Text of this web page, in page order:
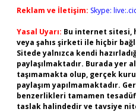
Reklam ve İletişim: Skype:
Yasal Uyarı: Bu internet sitesi,
veya şahıs şirketi ile hiçbir
Sitede yalnızca kendi
paylaşılmaktadır. Burada yer
taşımamakta olup, gerçek
paylaşım yapılmamaktadır.
benzerlikleri tamamen
taslak halindedir ve tavsiye